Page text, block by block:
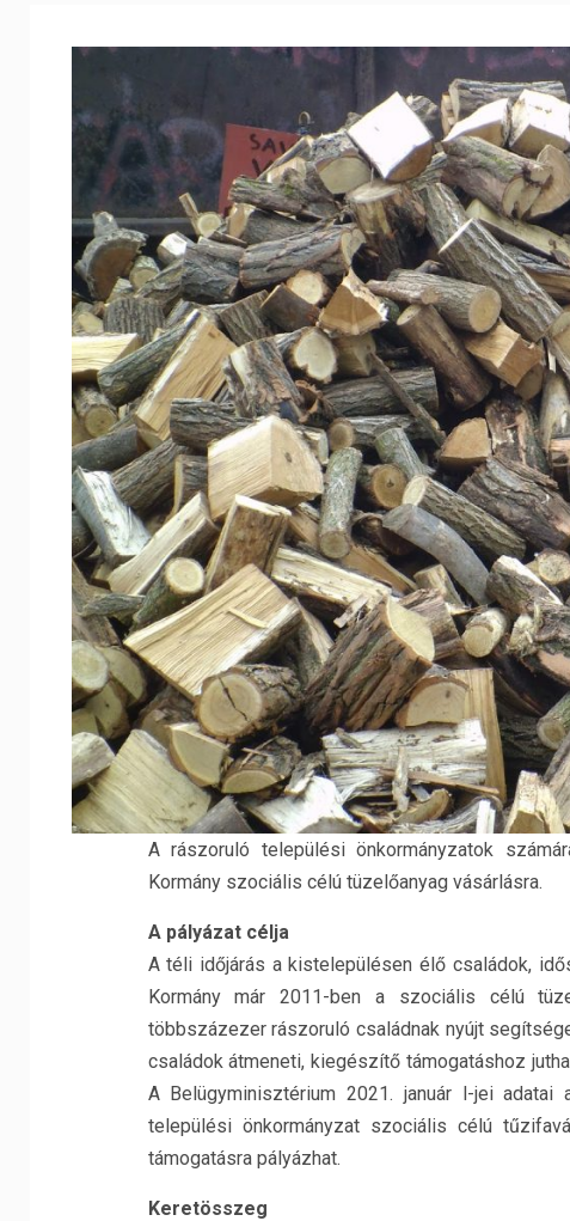
A rászoruló települési önkormányzatok
Kormány szociális célú tüzelőanyag vásárlásra.
A pályázat célja
A téli időjárás a kistelepülésen élő családok,
Kormány már 2011-ben a szociális célú
többszázezer rászoruló családnak nyújt
családok átmeneti, kiegészítő támogatáshoz
A Belügyminisztérium 2021. január l-jei
települési önkormányzat szociális célú
támogatásra pályázhat.
Keretösszeg